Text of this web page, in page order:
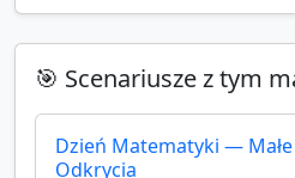
🎯 Scenariusze z tym
Dzień Matematyki —
Odkrycia